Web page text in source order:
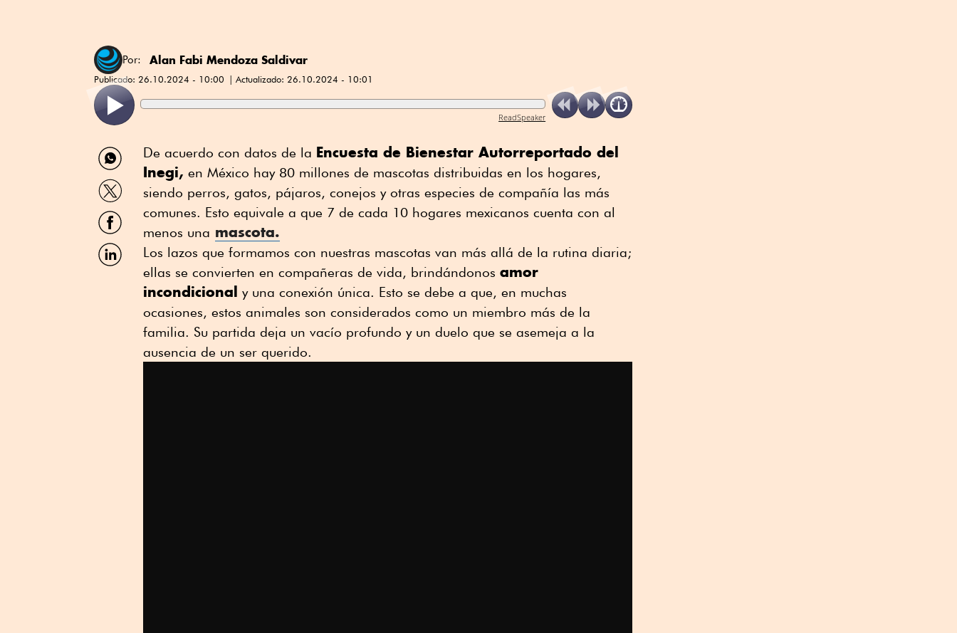
Por: Alan Fabi Mendoza Saldivar
Publicado: 26.10.2024 - 10:00 Actualizado: 26.10.2024 - 10:01
ReadSpeaker
Compartir
por
WhatsApp
Compartir
por
Twitter
Compartir
por
Facebook
Compartir
por
De acuerdo con datos de la Encuesta de Bienestar Autorreportado del
Inegi, en México hay 80 millones de mascotas distribuidas en los hogares,
siendo perros, gatos, pájaros, conejos y otras especies de compañía las más
comunes. Esto equivale a que 7 de cada 10 hogares mexicanos cuenta con al
menos una mascota.
Los lazos que formamos con nuestras mascotas van más allá de la rutina diaria;
ellas se convierten en compañeras de vida, brindándonos amor
incondicional y una conexión única. Esto se debe a que, en muchas
ocasiones, estos animales son considerados como un miembro más de la
familia. Su partida deja un vacío profundo y un duelo que se asemeja a la
ausencia de un ser querido.